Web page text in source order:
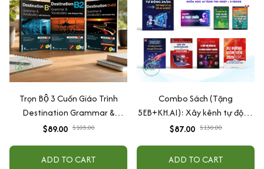
Trọn Bộ 3 Cuốn Giáo Trình
Destination Grammar &
Vocabulary B1, B2 và C1&C2 (
$89.00 $105.00
ADD TO CART
Combo Sách (Tặng
5EB+KH.AI): Xây kênh tự động
AI Agent + AI siêu mạnh + 3
+ Xu hướng
$87.00 $130.00
ADD TO CART